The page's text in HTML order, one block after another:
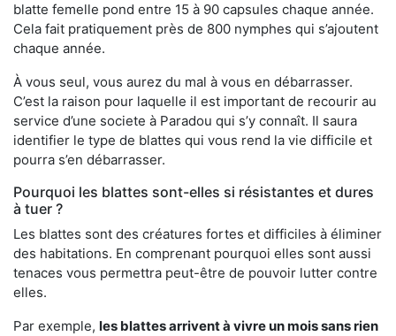
blatte femelle pond entre 15 à 90 capsules chaque année.
Cela fait pratiquement près de 800 nymphes qui s’ajoutent
chaque année.
À vous seul, vous aurez du mal à vous en débarrasser.
C’est la raison pour laquelle il est important de recourir au
service d’une societe à Paradou qui s’y connaît. Il saura
identifier le type de blattes qui vous rend la vie difficile et
pourra s’en débarrasser.
Pourquoi les blattes sont-elles si résistantes et dures
à tuer ?
Les blattes sont des créatures fortes et difficiles à éliminer
des habitations. En comprenant pourquoi elles sont aussi
tenaces vous permettra peut-être de pouvoir lutter contre
elles.
Par exemple, les blattes arrivent à vivre un mois sans rien